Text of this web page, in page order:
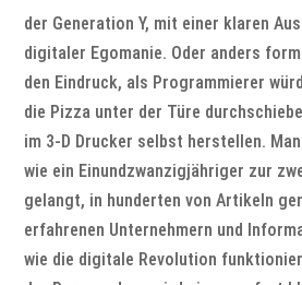
der Generation Y, mit einer klaren
digitaler Egomanie. Oder anders
den Eindruck, als Programmierer
die Pizza unter der Türe
im 3-D Drucker selbst herstellen.
wie ein Einundzwanzigjähriger zur
gelangt, in hunderten von Artikeln
erfahrenen Unternehmern und
wie die digitale Revolution